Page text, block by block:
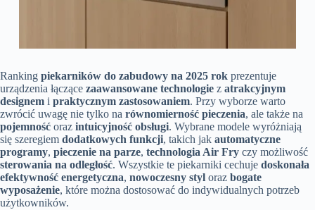
Ranking piekarników do zabudowy na 2025 rok prezentuje
urządzenia łączące zaawansowane technologie z atrakcyjnym
designem i praktycznym zastosowaniem. Przy wyborze warto
zwrócić uwagę nie tylko na równomierność pieczenia, ale także na
pojemność oraz intuicyjność obsługi. Wybrane modele wyróżniają
się szeregiem dodatkowych funkcji, takich jak automatyczne
programy, pieczenie na parze, technologia Air Fry czy możliwość
sterowania na odległość. Wszystkie te piekarniki cechuje doskonała
efektywność energetyczna, nowoczesny styl oraz bogate
wyposażenie, które można dostosować do indywidualnych potrzeb
użytkowników.